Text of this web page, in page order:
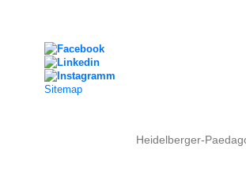
Sitemap
Heidelberger-